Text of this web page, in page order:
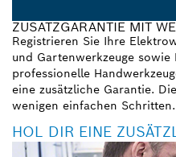
ZUSATZGARANTIE MIT
Registrieren Sie Ihre
und Gartenwerkzeuge
professionelle
eine zusätzliche Garantie.
wenigen einfachen Schritten.
HOL DIR EINE